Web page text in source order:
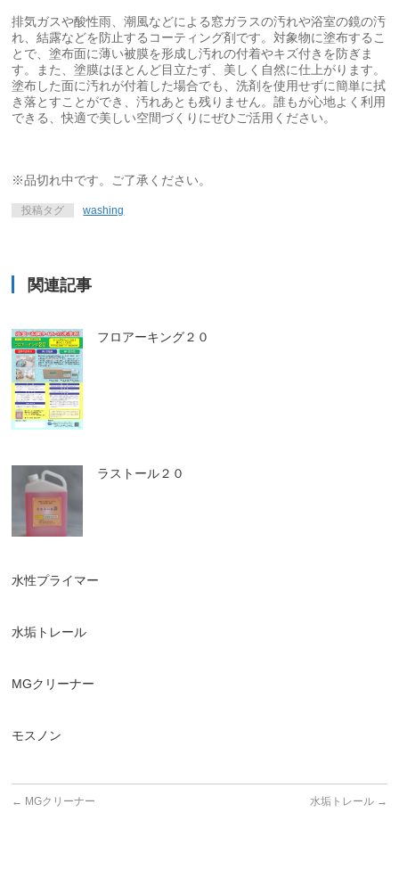
排気ガスや酸性雨、潮風などによる窓ガラスの汚れや浴室の鏡の汚
れ、結露などを防止するコーティング剤です。対象物に塗布するこ
とで、塗布面に薄い被膜を形成し汚れの付着やキズ付きを防ぎま
す。また、塗膜はほとんど目立たず、美しく自然に仕上がります。
塗布した面に汚れが付着した場合でも、洗剤を使用せずに簡単に拭
き落とすことができ、汚れあとも残りません。誰もが心地よく利用
できる、快適で美しい空間づくりにぜひご活用ください。
※品切れ中です。ご了承ください。
投稿タグ washing
関連記事
フロアーキング２０
ラストール２０
水性プライマー
水垢トレール
MGクリーナー
モスノン
← MGクリーナー 水垢トレール →